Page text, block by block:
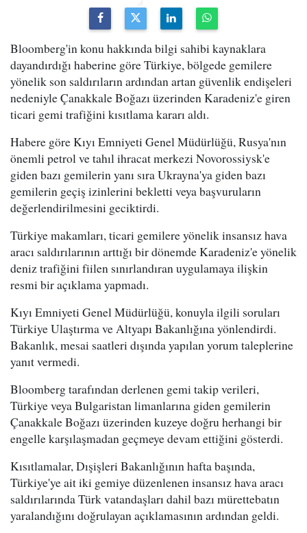
Bloomberg'in konu hakkında bilgi sahibi kaynaklara
dayandırdığı haberine göre Türkiye, bölgede gemilere
yönelik son saldırıların ardından artan güvenlik endişeleri
nedeniyle Çanakkale Boğazı üzerinden Karadeniz'e giren
ticari gemi trafiğini kısıtlama kararı aldı.
Habere göre Kıyı Emniyeti Genel Müdürlüğü, Rusya'nın
önemli petrol ve tahıl ihracat merkezi Novorossiysk'e
giden bazı gemilerin yanı sıra Ukrayna'ya giden bazı
gemilerin geçiş izinlerini bekletti veya başvuruların
değerlendirilmesini geciktirdi.
Türkiye makamları, ticari gemilere yönelik insansız hava
aracı saldırılarının arttığı bir dönemde Karadeniz'e yönelik
deniz trafiğini fiilen sınırlandıran uygulamaya ilişkin
resmi bir açıklama yapmadı.
Kıyı Emniyeti Genel Müdürlüğü, konuyla ilgili soruları
Türkiye Ulaştırma ve Altyapı Bakanlığına yönlendirdi.
Bakanlık, mesai saatleri dışında yapılan yorum taleplerine
yanıt vermedi.
Bloomberg tarafından derlenen gemi takip verileri,
Türkiye veya Bulgaristan limanlarına giden gemilerin
Çanakkale Boğazı üzerinden kuzeye doğru herhangi bir
engelle karşılaşmadan geçmeye devam ettiğini gösterdi.
Kısıtlamalar, Dışişleri Bakanlığının hafta başında,
Türkiye'ye ait iki gemiye düzenlenen insansız hava aracı
saldırılarında Türk vatandaşları dahil bazı mürettebatın
yaralandığını doğrulayan açıklamasının ardından geldi.